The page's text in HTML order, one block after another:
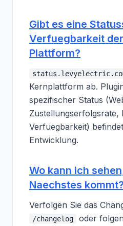
Gibt es eine
Verfuegbarkeit
Plattform?
Kernplattform ab.
spezifischer Status
Verfuegbarkeit)
Entwicklung.
Wo kann ich
Naechstes kommt?
Verfolgen Sie das
/changelog oder